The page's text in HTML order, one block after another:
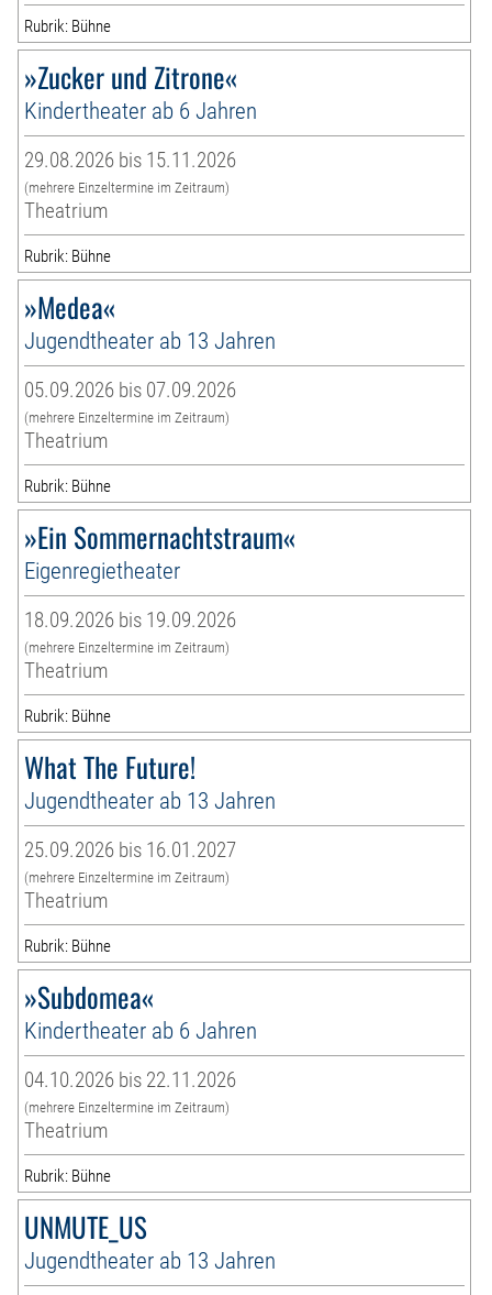
Rubrik: Bühne
»Zucker und Zitrone«
Kindertheater ab 6 Jahren
29.08.2026 bis 15.11.2026
(mehrere Einzeltermine im Zeitraum)
Theatrium
Rubrik: Bühne
»Medea«
Jugendtheater ab 13 Jahren
05.09.2026 bis 07.09.2026
(mehrere Einzeltermine im Zeitraum)
Theatrium
Rubrik: Bühne
»Ein Sommernachtstraum«
Eigenregietheater
18.09.2026 bis 19.09.2026
(mehrere Einzeltermine im Zeitraum)
Theatrium
Rubrik: Bühne
What The Future!
Jugendtheater ab 13 Jahren
25.09.2026 bis 16.01.2027
(mehrere Einzeltermine im Zeitraum)
Theatrium
Rubrik: Bühne
»Subdomea«
Kindertheater ab 6 Jahren
04.10.2026 bis 22.11.2026
(mehrere Einzeltermine im Zeitraum)
Theatrium
Rubrik: Bühne
UNMUTE_US
Jugendtheater ab 13 Jahren